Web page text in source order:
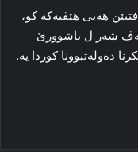
هه‌یی هێڤیه‌که‌ کو،
شه‌ر ل باشوورێ
ده‌وله‌تبوونا کوردا یه‌.